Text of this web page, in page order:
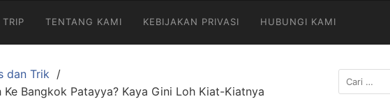
TENTANG KAMI KEBIJAKAN PRIVASI HUBUNGI KAMI
dan Trik
Ke Bangkok Patayya? Kaya Gini Loh Kiat-Kiatnya
Cari
untuk: